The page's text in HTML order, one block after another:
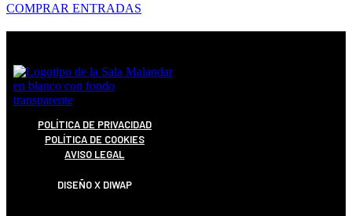
COMPRAR ENTRADAS
POLÍTICA DE PRIVACIDAD
POLÍTICA DE COOKIES
AVISO LEGAL
DISEÑO X DIWAP